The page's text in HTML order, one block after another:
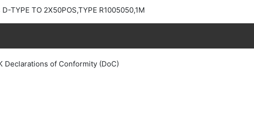
TYPE TO 2X50POS,TYPE R1005050,1M
Declarations of Conformity (DoC)